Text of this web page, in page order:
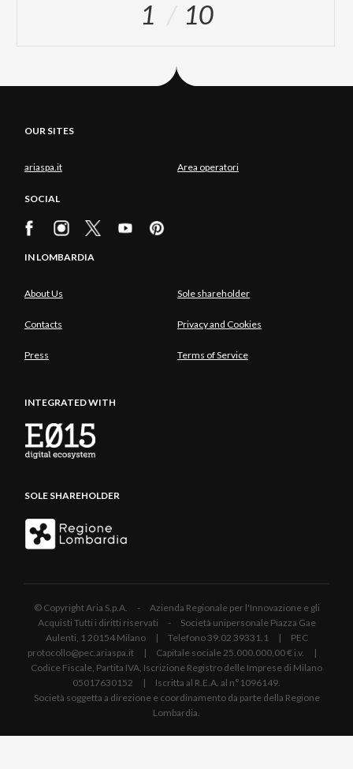
1 10
OUR SITES
ariaspa.it Area operatori
SOCIAL
IN LOMBARDIA
About Us Sole shareholder
Contacts Privacy and Cookies
Press Terms of Service
INTEGRATED WITH
SOLE SHAREHOLDER
© Copyright Aria S.p.A. - Azienda Regionale per l'Innovazione e gli
Acquisti Tutti i diritti riservati - Società unipersonale Piazza Gae
Aulenti, 1 20154 Milano | Telefono 39.02 39331.1 | PEC
protocollo@pec.ariaspa.it | Capitale sociale 25.000.000,00 € i.v. |
Codice Fiscale, Partita IVA, Iscrizione Registro delle Imprese di Milano
05017630152 | Iscritta al R.E.A. al n°1096149.
Società soggetta a direzione e coordinamento da parte della Regione
Lombardia.